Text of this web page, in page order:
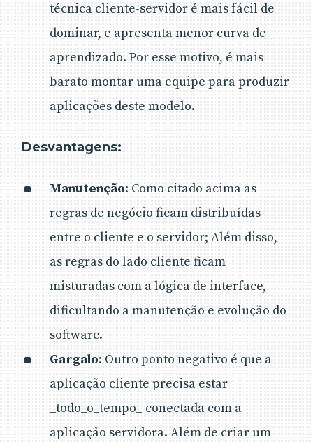
técnica cliente-servidor é mais fácil de
dominar, e apresenta menor curva de
aprendizado. Por esse motivo, é mais
barato montar uma equipe para produzir
aplicações deste modelo.
Desvantagens:
Manutenção: Como citado acima as
regras de negócio ficam distribuídas
entre o cliente e o servidor; Além disso,
as regras do lado cliente ficam
misturadas com a lógica de interface,
dificultando a manutenção e evolução do
software.
Gargalo: Outro ponto negativo é que a
aplicação cliente precisa estar
_todo_o_tempo_ conectada com a
aplicação servidora. Além de criar um